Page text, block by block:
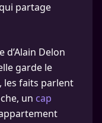
partage
d’Alain Delon
garde le
les faits parlent
un cap